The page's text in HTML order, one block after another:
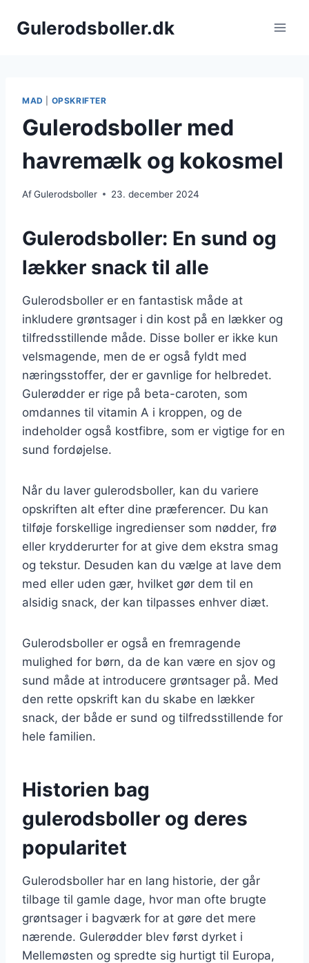
Gulerodsboller.dk
MAD OPSKRIFTER
Gulerodsboller med
havremælk og kokosmel
AfGulerodsboller 23. december 2024
Gulerodsboller: En sund og
lækker snack til alle
Gulerodsboller er en fantastisk måde at
inkludere grøntsager i din kost på en lækker og
tilfredsstillende måde. Disse boller er ikke kun
velsmagende, men de er også fyldt med
næringsstoffer, der er gavnlige for helbredet.
Gulerødder er rige på beta-caroten, som
omdannes til vitamin A i kroppen, og de
indeholder også kostfibre, som er vigtige for en
sund fordøjelse.
Når du laver gulerodsboller, kan du variere
opskriften alt efter dine præferencer. Du kan
tilføje forskellige ingredienser som nødder, frø
eller krydderurter for at give dem ekstra smag
og tekstur. Desuden kan du vælge at lave dem
med eller uden gær, hvilket gør dem til en
alsidig snack, der kan tilpasses enhver diæt.
Gulerodsboller er også en fremragende
mulighed for børn, da de kan være en sjov og
sund måde at introducere grøntsager på. Med
den rette opskrift kan du skabe en lækker
snack, der både er sund og tilfredsstillende for
hele familien.
Historien bag
gulerodsboller og deres
popularitet
Gulerodsboller har en lang historie, der går
tilbage til gamle dage, hvor man ofte brugte
grøntsager i bagværk for at gøre det mere
nærende. Gulerødder blev først dyrket i
Mellemøsten og spredte sig hurtigt til Europa,